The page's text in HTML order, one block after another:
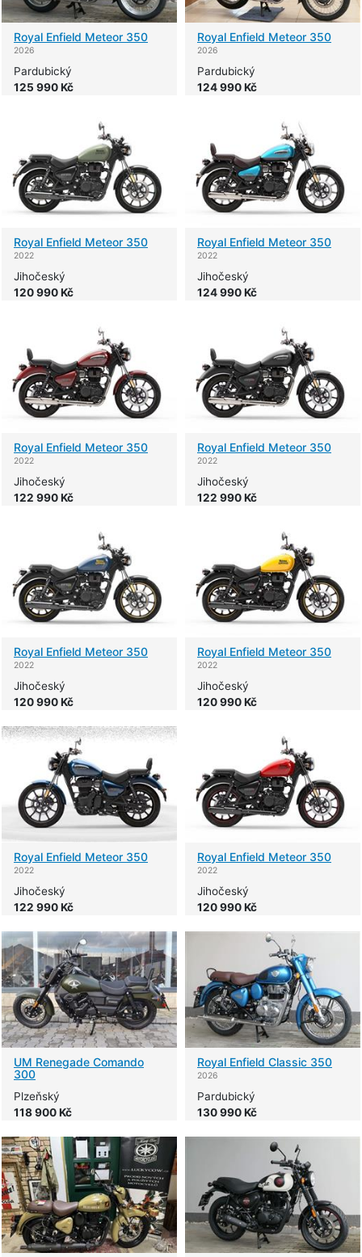
Royal Enfield Meteor 350
2026
Pardubický
125 990 Kč
Royal Enfield Meteor 350
2026
Pardubický
124 990 Kč
Royal Enfield Meteor 350
2022
Jihočeský
120 990 Kč
Royal Enfield Meteor 350
2022
Jihočeský
124 990 Kč
Royal Enfield Meteor 350
2022
Jihočeský
122 990 Kč
Royal Enfield Meteor 350
2022
Jihočeský
122 990 Kč
Royal Enfield Meteor 350
2022
Jihočeský
120 990 Kč
Royal Enfield Meteor 350
2022
Jihočeský
120 990 Kč
Royal Enfield Meteor 350
2022
Jihočeský
122 990 Kč
Royal Enfield Meteor 350
2022
Jihočeský
120 990 Kč
UM Renegade Comando
300
Plzeňský
118 900 Kč
Royal Enfield Classic 350
2026
Pardubický
130 990 Kč